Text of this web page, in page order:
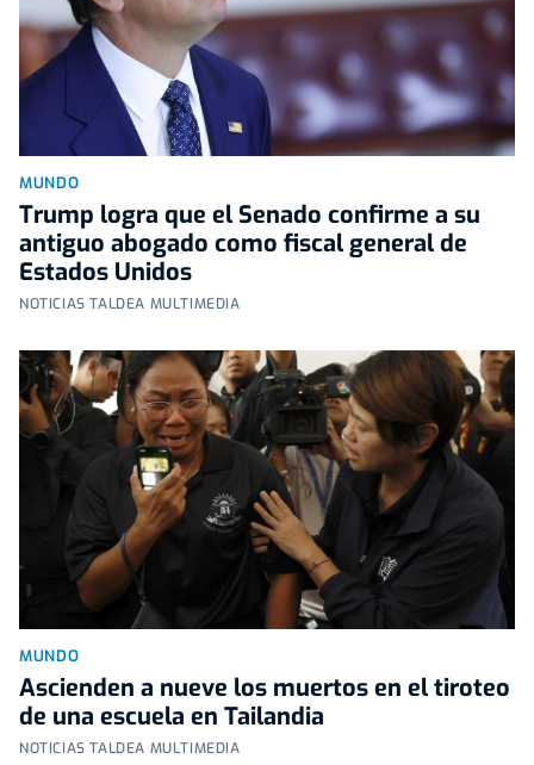
MUNDO
Trump logra que el Senado confirme a su
antiguo abogado como fiscal general de
Estados Unidos
NOTICIAS TALDEA MULTIMEDIA
MUNDO
Ascienden a nueve los muertos en el tiroteo
de una escuela en Tailandia
NOTICIAS TALDEA MULTIMEDIA